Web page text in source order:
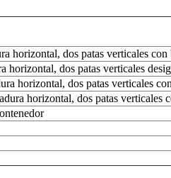
horizontal, dos patas verticales
horizontal, dos patas verticales
horizontal, dos patas verticales
horizontal, dos patas verticales